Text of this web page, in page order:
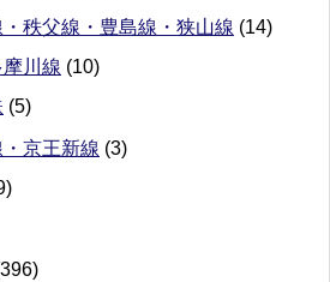
秩父線・豊島線・狭山線 (14)
川線 (10)
(5)
京王新線 (3)